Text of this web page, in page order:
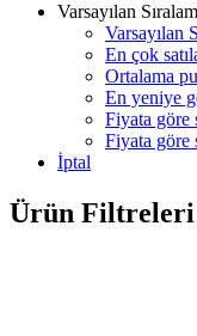
Varsayılan
Varsayılan
En çok
Ortalama
En yeniye
Fiyata göre
Fiyata göre
İptal
Ürün Filtreleri